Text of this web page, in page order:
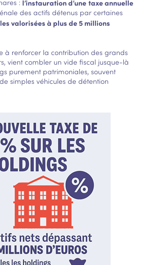
: l’instauration d’une taxe annuelle
des actifs détenus par certaines
valorisées à plus de 5 millions
à renforcer la contribution des grands
vient combler un vide fiscal jusque-là
purement patrimoniales, souvent
simples véhicules de détention